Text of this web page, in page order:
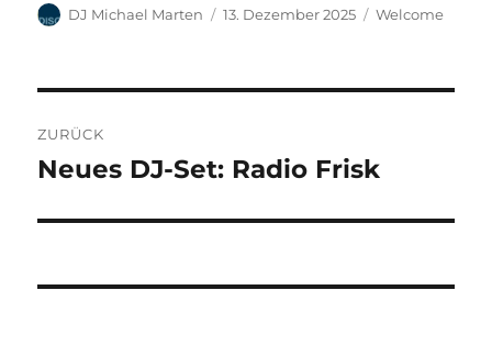
Autor
DJ Michael Marten
Veröffentlicht
13. Dezember 2025 Kategorien
Welcome
ZURÜCK
Vorheriger
Neues DJ-Set: Radio Frisk